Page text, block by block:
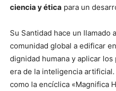
ciencia y ética para un
Su Santidad hace un llamado
comunidad global a edificar
dignidad humana y aplicar
era de la inteligencia
como la encíclica «Magnifica